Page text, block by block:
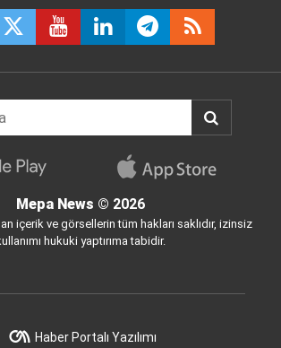
Mepa News © 2026
içerik ve görsellerin tüm hakları saklıdır, izinsiz
hukuki yaptırıma tabidir.
Haber Portalı Yazılımı